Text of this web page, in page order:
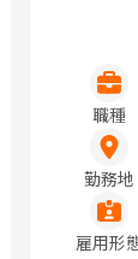
職種
勤務地
雇用形